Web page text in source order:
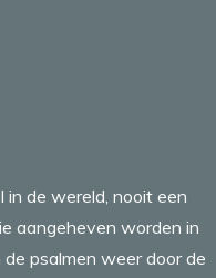
in de wereld, nooit een
aangeheven worden in
psalmen weer door de